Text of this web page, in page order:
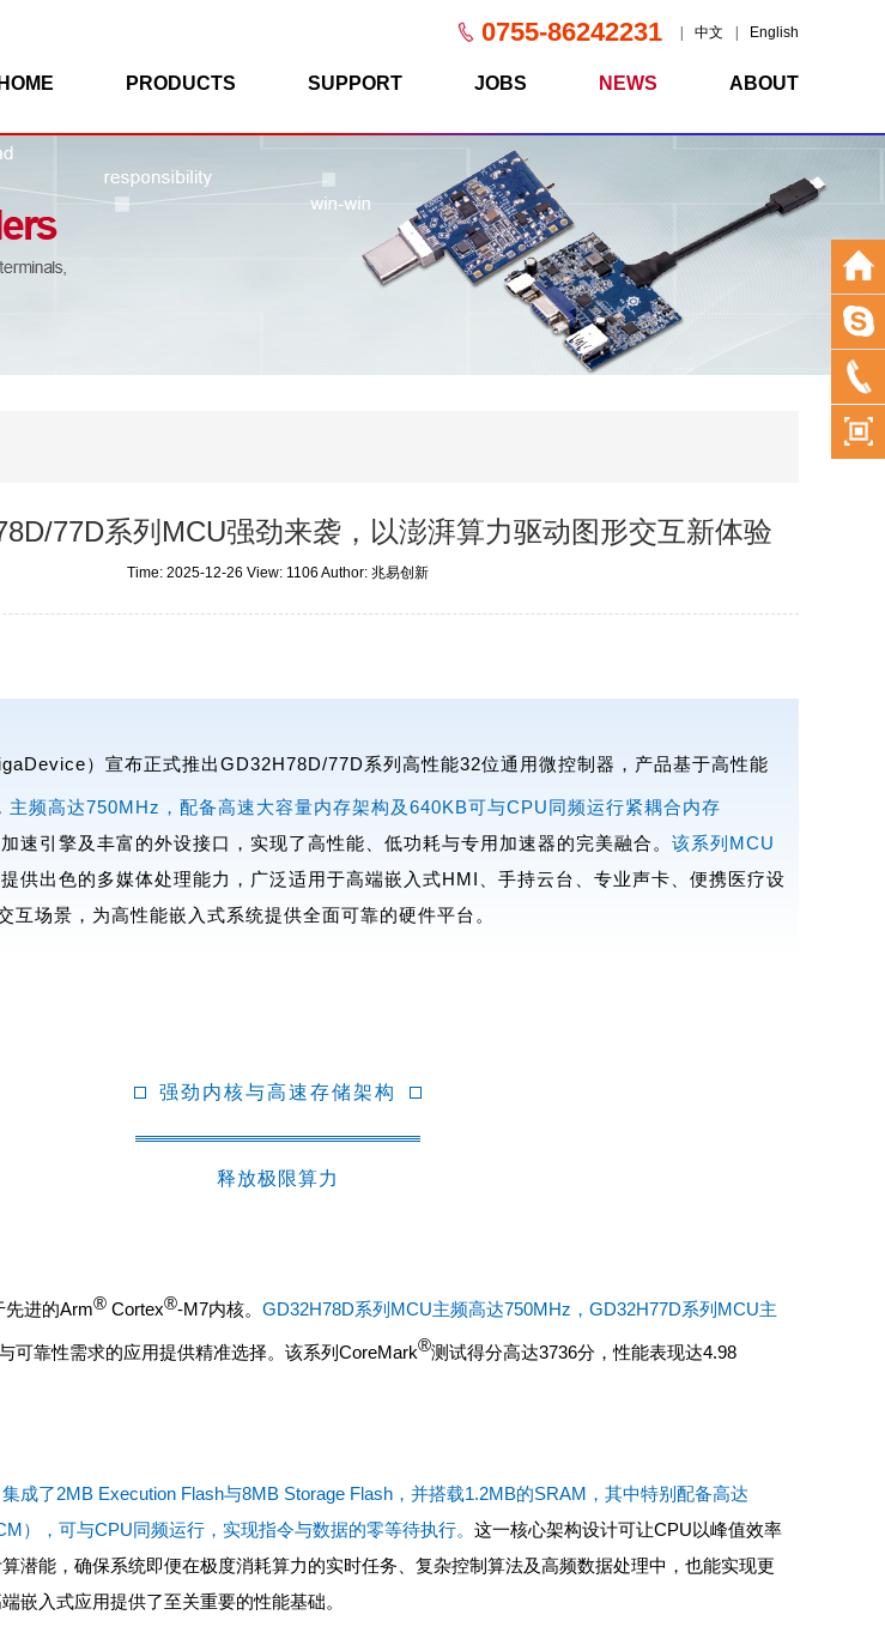
0755-86242231 中文 English
HOME PRODUCTS SUPPORT JOBS NEWS ABOUT
77D系列MCU强劲来袭，以澎湃算力驱动图形交互新体验
Time: 2025-12-26 View: 1106 Author: 兆易创新
）宣布正式推出GD32H78D/77D系列高性能32位通用微控制器，产品基于高性能
主频高达750MHz，配备高速大容量内存架构及640KB可与CPU同频运行紧耦合内存
速引擎及丰富的外设接口，实现了高性能、低功耗与专用加速器的完美融合。 该系列MCU
提供出色的多媒体处理能力，广泛适用于高端嵌入式HMI、手持云台、专业声卡、便携医疗设
互场景，为高性能嵌入式系统提供全面可靠的硬件平台。
强劲内核与高速存储架构
释放极限算力
先进的Arm® Cortex®-M7内核。 GD32H78D系列MCU主频高达750MHz，GD32H77D系列MCU主
可靠性需求的应用提供精准选择。该系列 CoreMark®测试得分高达3736分，性能表现达4.98
集成了2MB Execution Flash与8MB Storage Flash，并搭载1.2MB的SRAM ，其中特别配备高达
），可与CPU同频运行，实现指令与数据的零等待执行。 这一核心架构设计可让CPU以峰值效率
潜能，确保系统即便在极度消耗算力的实时任务、复杂控制算法及高频数据处理中，也能实现更
嵌入式应用提供了至关重要的性能基础。